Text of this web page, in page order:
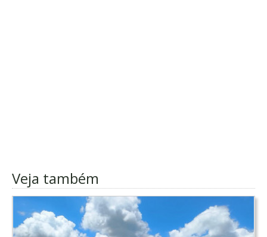
Veja também